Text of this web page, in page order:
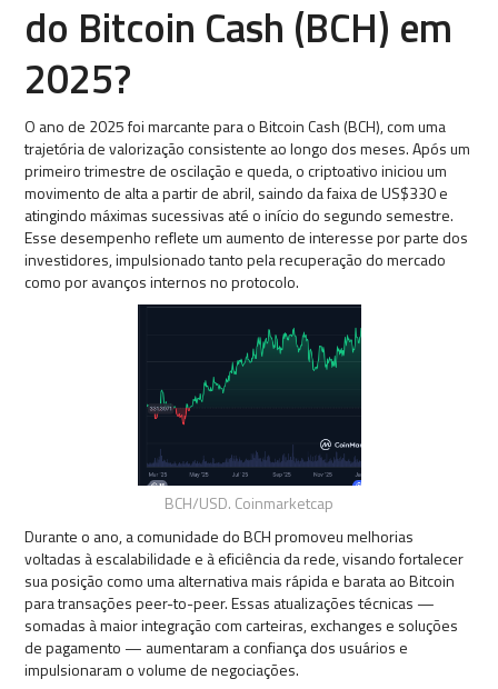
do Bitcoin Cash (BCH) em
2025?
O ano de 2025 foi marcante para o Bitcoin Cash (BCH), com uma
trajetória de valorização consistente ao longo dos meses. Após um
primeiro trimestre de oscilação e queda, o criptoativo iniciou um
movimento de alta a partir de abril, saindo da faixa de US$330 e
atingindo máximas sucessivas até o início do segundo semestre.
Esse desempenho reflete um aumento de interesse por parte dos
investidores, impulsionado tanto pela recuperação do mercado
como por avanços internos no protocolo.
BCH/USD. Coinmarketcap
Durante o ano, a comunidade do BCH promoveu melhorias
voltadas à escalabilidade e à eficiência da rede, visando fortalecer
sua posição como uma alternativa mais rápida e barata ao Bitcoin
para transações peer-to-peer. Essas atualizações técnicas —
somadas à maior integração com carteiras, exchanges e soluções
de pagamento — aumentaram a confiança dos usuários e
impulsionaram o volume de negociações.